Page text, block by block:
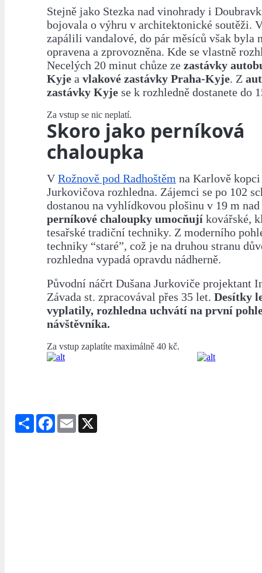
Stejně jako Stezka nad vinohrady i
bojovala o výhru v architektonické soutěži.
zapálili vandalové, do pár měsíců však byla
opravena a zprovozněna. Kde se vlastně
Necelých 20 minut chůze ze zastávky
Kyje a vlakové zastávky Praha-Kyje. Z
zastávky Kyje se k rozhledně dostanete do
Za vstup se nic neplatí.
Skoro jako perníková
chaloupka
V Rožnově pod Radhoštěm na Karlově
Jurkovičova rozhledna. Zájemci se po 102
dostanou na vyhlídkovou plošinu v 19 m
perníkové chaloupky umocňují kovářské,
tesařské tradiční techniky. Z moderního
techniky “staré”, což je na druhou stranu
rozhledna vypadá opravdu nádherně.
Původní náčrt Dušana Jurkoviče projektant
Závada st. zpracovával přes 35 let. Desítky
vyplatily, rozhledna uchvátí na první
návštěvníka.
Za vstup zaplatíte maximálně 40 kč.
Share Facebook
Email